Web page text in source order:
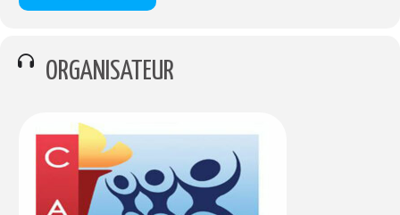
ÉVÉNEMENT FACEBOOK:
ORGANISATEUR